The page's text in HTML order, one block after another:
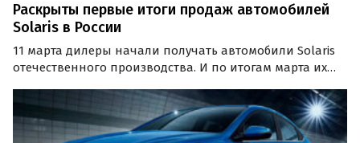
Раскрыты первые итоги продаж автомобилей
Solaris в России
11 марта дилеры начали получать автомобили Solaris
отечественного производства. И по итогам марта их
«Автостату» рассказали в пресс-службе компании
«АГР», которая наладила производство автомобилей
под маркой…